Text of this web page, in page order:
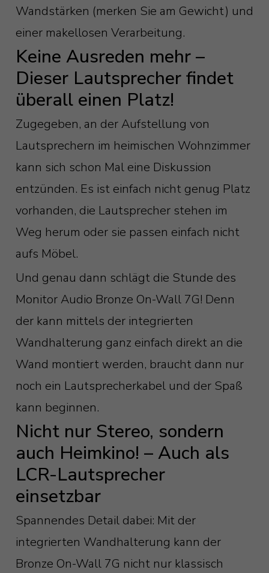
Wandstärken (merken Sie am Gewicht) und
einer makellosen Verarbeitung.
Keine Ausreden mehr –
Dieser Lautsprecher findet
überall einen Platz!
Zugegeben, an der Aufstellung von
Lautsprechern im heimischen Wohnzimmer
kann sich schon Mal eine Diskussion
entzünden. Es ist einfach nicht genug Platz
vorhanden, die Lautsprecher stehen im
Weg herum oder sie passen einfach nicht
aufs Möbel.
Und genau dann schlägt die Stunde des
Monitor Audio Bronze On-Wall 7G! Denn
der kann mittels der integrierten
Wandhalterung ganz einfach direkt an die
Wand montiert werden, braucht dann nur
noch ein Lautsprecherkabel und der Spaß
kann beginnen.
Nicht nur Stereo, sondern
auch Heimkino! – Auch als
LCR-Lautsprecher
einsetzbar
Spannendes Detail dabei: Mit der
integrierten Wandhalterung kann der
Bronze On-Wall 7G nicht nur klassisch